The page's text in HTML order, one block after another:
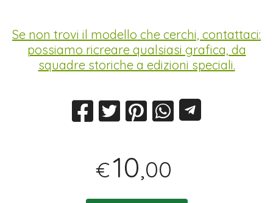
Se non trovi il modello che cerchi, contattaci:
possiamo ricreare qualsiasi grafica, da
squadre storiche a edizioni speciali.
€10,00